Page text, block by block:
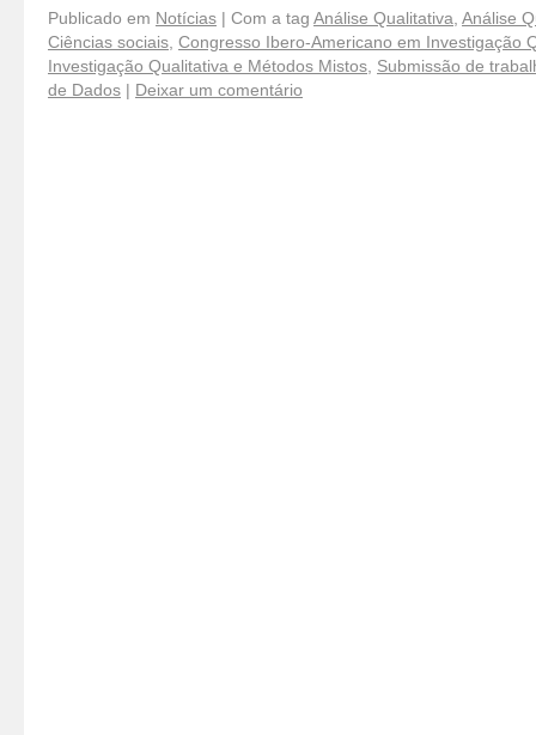
Publicado em Notícias | Com a tag Análise Qualitativa Análise
Ciências sociais Congresso Ibero-Americano em Investigação
Investigação Qualitativa e Métodos Mistos Submissão de
de Dados | Deixar um comentário